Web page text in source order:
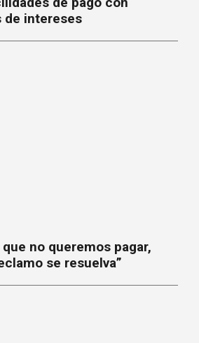
de intereses
no queremos pagar,
se resuelva”